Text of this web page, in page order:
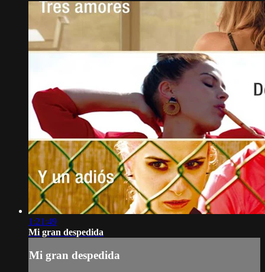
1:21:49
Mi gran despedida
Mi gran despedida